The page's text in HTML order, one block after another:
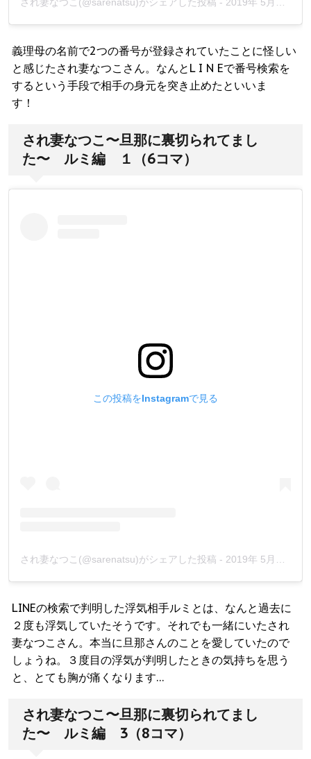
義理母の名前で2つの番号が登録されていたことに怪しい
と感じたされ妻なつこさん。なんとL I N Eで番号検索を
するという手段で相手の身元を突き止めたといいま
す！
され妻なつこ〜旦那に裏切られてまし
た〜 ルミ編 １（6コマ）
この投稿をInstagramで見る
され妻なつこ(@sarenatsu)がシェアした投稿 - 2019年 5月月12日午前1時04分PDT
LINEの検索で判明した浮気相手ルミとは、なんと過去に
２度も浮気していたそうです。それでも一緒にいたされ
妻なつこさん。本当に旦那さんのことを愛していたので
しょうね。３度目の浮気が判明したときの気持ちを思う
と、とても胸が痛くなります…
され妻なつこ〜旦那に裏切られてまし
た〜 ルミ編 3（8コマ）